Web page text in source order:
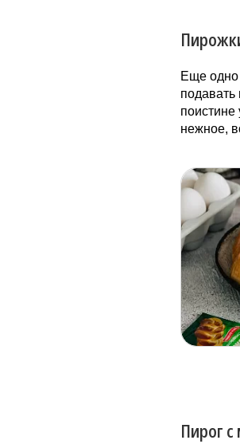
Еще одно
подавать
поистине
нежное,
Пирог